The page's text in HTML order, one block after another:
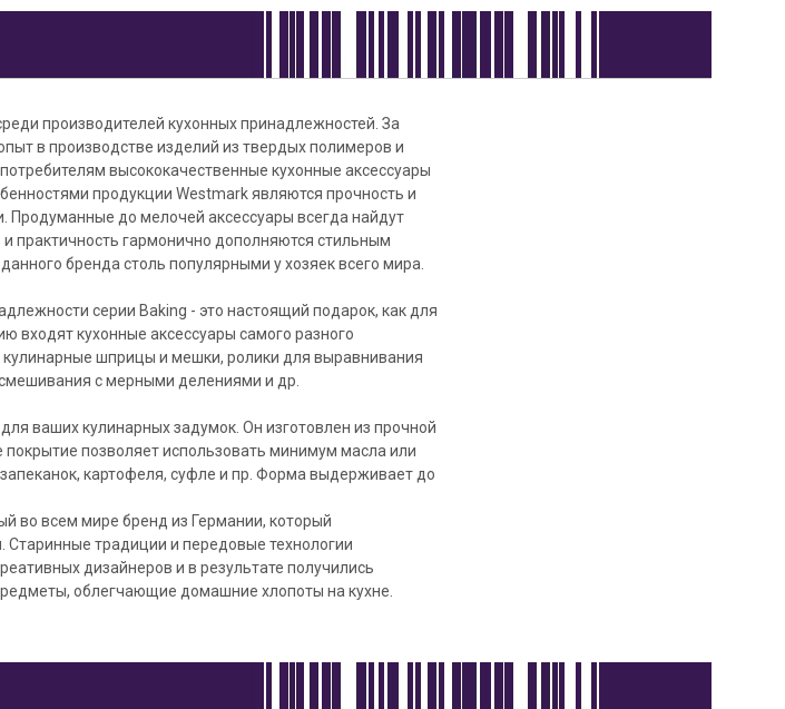
производителей кухонных принадлежностей. За
в производстве изделий из твердых полимеров и
высококачественные кухонные аксессуары
продукции Westmark являются прочность и
Продуманные до мелочей аксессуары всегда найдут
практичность гармонично дополняются стильным
бренда столь популярными у хозяек всего мира.
серии Baking - это настоящий подарок, как для
входят кухонные аксессуары самого разного
шприцы и мешки, ролики для выравнивания
с мерными делениями и др.
ваших кулинарных задумок. Он изготовлен из прочной
позволяет использовать минимум масла или
картофеля, суфле и пр. Форма выдерживает до
во всем мире бренд из Германии, который
традиции и передовые технологии
дизайнеров и в результате получились
облегчающие домашние хлопоты на кухне.